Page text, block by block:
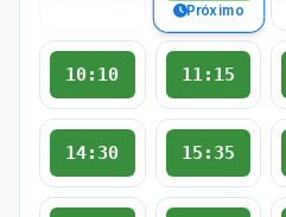
Próximo
10:10 11:15
14:30 15:35